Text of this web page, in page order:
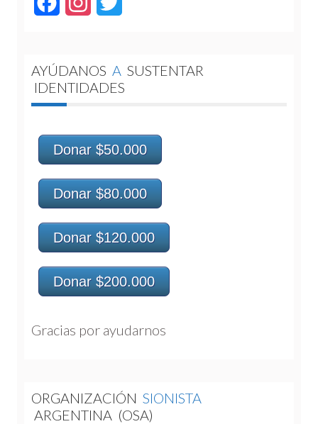
AYÚDANOS A SUSTENTAR
IDENTIDADES
Donar $50.000
Donar $80.000
Donar $120.000
Donar $200.000
Gracias por ayudarnos
ORGANIZACIÓN SIONISTA
ARGENTINA (OSA)